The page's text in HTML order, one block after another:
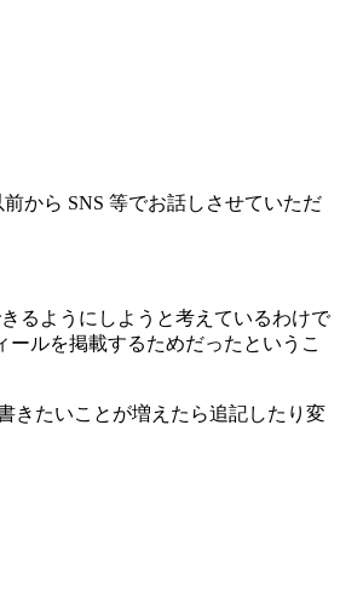
から SNS 等でお話しさせていただ
るようにしようと考えているわけで
ルを掲載するためだったというこ
きたいことが増えたら追記したり変